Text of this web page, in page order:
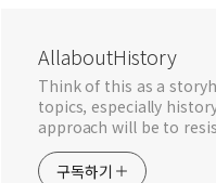
AllaboutHistory
Think of this as a
topics, especially
approach will be to
구독하기